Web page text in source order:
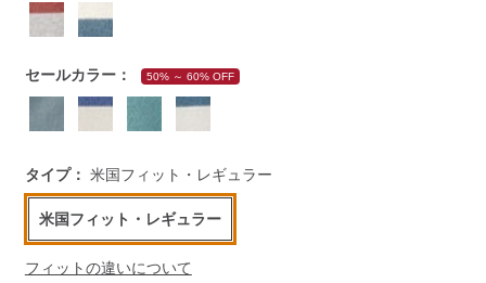
セールカラー： 50% ～ 60% OFF
タイプ： 米国フィット・レギュラー
米国フィット・レギュラー
フィットの違いについて